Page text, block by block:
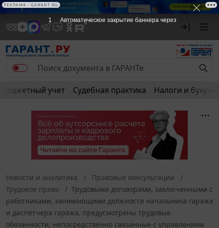
РЕКЛАМА
Бюджетный учет Судебная практика Налоги и
Новости и аналитика
Правовые консультации
Трудовое право
Трудовыми договорами, заключенными с
работниками, занимающими должности начальника гаража
и диспетчера гаража, предусмотрены трудовые
обязанности, непосредственно связанные с управлением
1 Автоматическое закрытие баннера через
РЕКЛАМА • GARANT.RU